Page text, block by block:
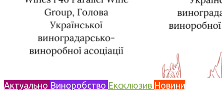
Актуально Виноробство Ексклюзив Новини